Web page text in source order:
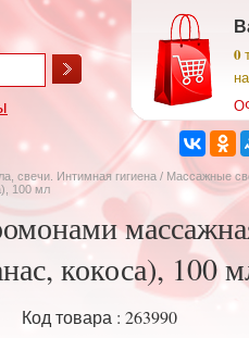
0
на
свечи. Интимная гигиена / Массажные
100 мл
кокоса), 100
Код товара : 263990